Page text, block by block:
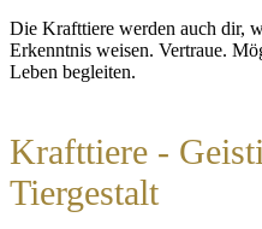
Die Krafttiere werden auch dir,
Erkenntnis weisen. Vertraue.
Leben begleiten.
Krafttiere -
Tiergestalt